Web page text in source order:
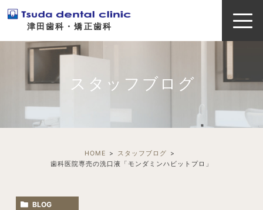
津田歯科・矯正歯科
スタッフブログ
HOME
スタッフブログ
歯科医院専売の洗口液「モンダミンハビットプロ」
BLOG